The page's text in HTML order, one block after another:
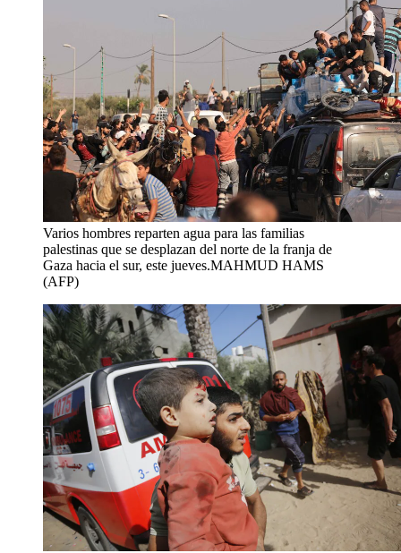
Varios hombres reparten agua para las familias
palestinas que se desplazan del norte de la franja de
Gaza hacia el sur, este jueves.MAHMUD HAMS
(AFP)